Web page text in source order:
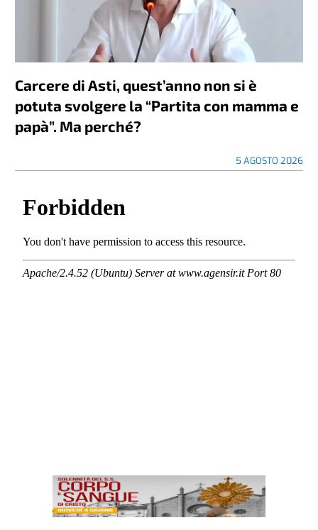
Carcere di Asti, quest’anno non si è
potuta svolgere la “Partita con mamma e
papà”. Ma perché?
5 AGOSTO 2026